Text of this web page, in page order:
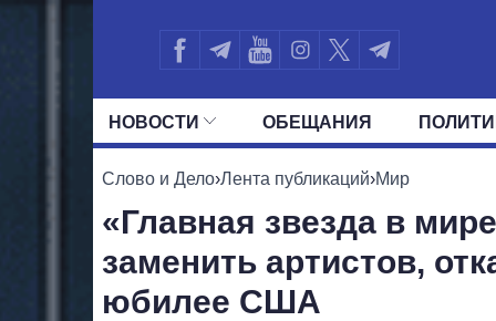
НОВОСТИ ОБЕЩАНИЯ
ВСЕ ПОЛИТИКИ ПРЕЗИДЕНТ И
Слово и Дело›Лента публикаций›Мир
«Главная звезда в
заменить артистов,
юбилее США